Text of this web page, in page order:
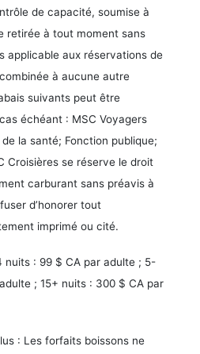
de capacité, soumise à
retirée à tout moment sans
applicable aux réservations de
à aucune autre
suivants peut être
échéant : MSC Voyagers
la santé; Fonction publique;
Croisières se réserve le droit
carburant sans préavis à
d’honorer tout
imprimé ou cité.
nuits : 99 $ CA par adulte ; 5-
; 15+ nuits : 300 $ CA par
: Les forfaits boissons ne